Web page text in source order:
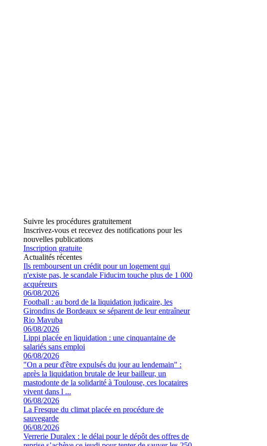
Suivre les procédures gratuitement
Inscrivez-vous et recevez des notifications pour les
nouvelles publications
Inscription gratuite
Actualités récentes
Ils remboursent un crédit pour un logement qui
n'existe pas, le scandale Fiducim touche plus de 1 000
acquéreurs
06/08/2026
Football : au bord de la liquidation judicaire, les
Girondins de Bordeaux se séparent de leur entraîneur
Rio Mavuba
06/08/2026
Lippi placée en liquidation : une cinquantaine de
salariés sans emploi
06/08/2026
"On a peur d'être expulsés du jour au lendemain" :
après la liquidation brutale de leur bailleur, un
mastodonte de la solidarité à Toulouse, ces locataires
vivent dans l ...
06/08/2026
La Fresque du climat placée en procédure de
sauvegarde
06/08/2026
Verrerie Duralex : le délai pour le dépôt des offres de